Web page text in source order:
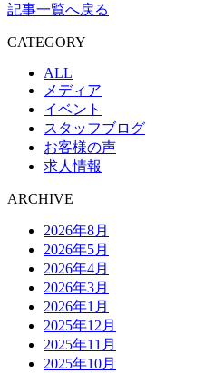
記事一覧へ戻る
CATEGORY
ALL
メディア
イベント
スタッフブログ
お客様の声
求人情報
ARCHIVE
2026年8月
2026年5月
2026年4月
2026年3月
2026年1月
2025年12月
2025年11月
2025年10月